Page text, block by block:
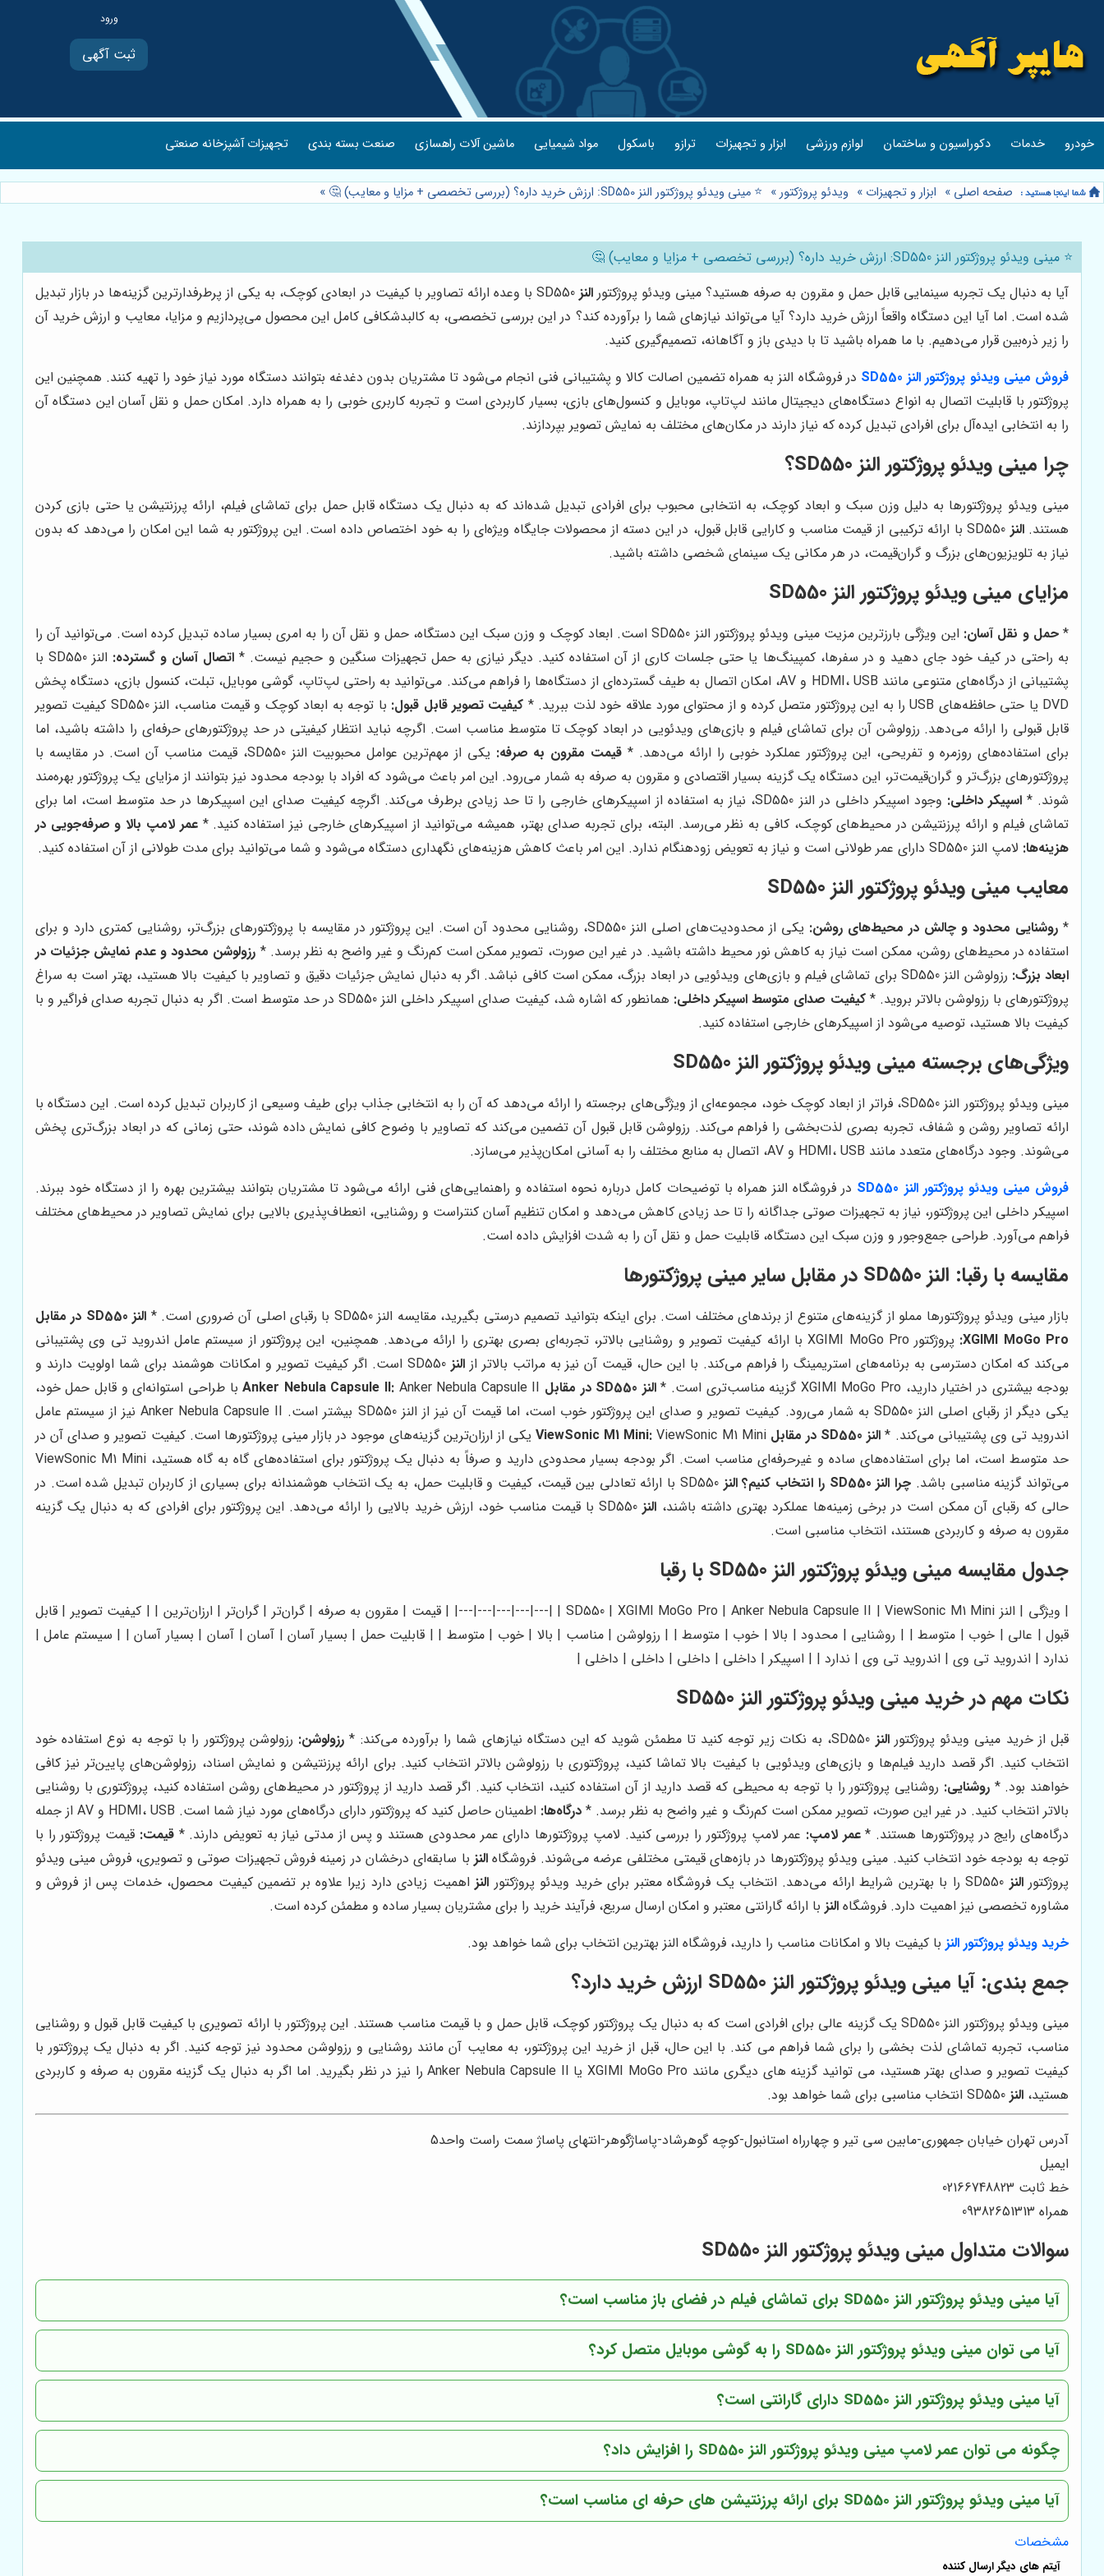
ثبت آگهی
خودرو خدمات دکوراسیون و ساختمان لوازم ورزشی ابزار و تجهیزات ترازو باسکول مواد شیمیایی ماشین آلات راهسازی صنعت بسته بندی تجهیزات آشپزخانه صنعتی
صفحه اصلی » ابزار و تجهیزات » ویدئو پروژکتور» ⭐️ مینی ویدئو پروژکتور النز SD550: ارزش خرید داره؟ (بررسی تخصصی + مزایا و معایب) 🤔 »
⭐️ مینی ویدئو پروژکتور النز SD550: ارزش خرید داره؟ (بررسی تخصصی + مزایا و معایب) 🤔
آیا به دنبال یک تجربه سینمایی قابل حمل و مقرون به صرفه هستید؟ مینی ویدئو پروژکتور النز
SD550 با وعده ارائه تصاویر با کیفیت در ابعادی کوچک، به یکی از پرطرفدارترین گزینه‌ها در بازار تبدیل
شده است. اما آیا این دستگاه واقعاً ارزش خرید دارد؟ آیا می‌تواند نیازهای شما را برآورده کند؟ در این بررسی تخصصی، به کالبدشکافی کامل این محصول می‌پردازیم و مزایا، معایب و ارزش خرید آن
را زیر ذره‌بین قرار می‌دهیم. با ما همراه باشید تا با دیدی باز و آگاهانه، تصمیم‌گیری کنید.
فروش مینی ویدئو پروژکتور النز SD550
در فروشگاه النز به همراه تضمین اصالت کالا و پشتیبانی فنی انجام می‌شود تا مشتریان بدون دغدغه بتوانند دستگاه مورد نیاز خود را تهیه کنند. همچنین این
پروژکتور با قابلیت اتصال به انواع دستگاه‌های دیجیتال مانند لپ‌تاپ، موبایل و کنسول‌های بازی، بسیار کاربردی است و تجربه کاربری خوبی را به همراه دارد. امکان حمل و نقل آسان این دستگاه آن
را به انتخابی ایده‌آل برای افرادی تبدیل کرده که نیاز دارند در مکان‌های مختلف به نمایش تصویر بپردازند.
چرا مینی ویدئو پروژکتور النز SD550؟
مینی ویدئو پروژکتورها به دلیل وزن سبک و ابعاد کوچک، به انتخابی محبوب برای افرادی تبدیل شده‌اند که به دنبال یک دستگاه قابل حمل برای تماشای فیلم، ارائه پرزنتیشن یا حتی بازی کردن
هستند.النز
SD550 با ارائه ترکیبی از قیمت مناسب و کارایی قابل قبول، در این دسته از محصولات جایگاه ویژه‌ای را به خود اختصاص داده است. این پروژکتور به شما این امکان را می‌دهد که بدون
نیاز به تلویزیون‌های بزرگ و گران‌قیمت، در هر مکانی یک سینمای شخصی داشته باشید.
مزایای مینی ویدئو پروژکتور النز SD550
*حمل و نقل آسان:
این ویژگی بارزترین مزیت مینی ویدئو پروژکتور النز SD550 است. ابعاد کوچک و وزن سبک این دستگاه، حمل و نقل آن را به امری بسیار ساده تبدیل کرده است. می‌توانید آن را
به راحتی در کیف خود جای دهید و در سفرها، کمپینگ‌ها یا حتی جلسات کاری از آن استفاده کنید. دیگر نیازی به حمل تجهیزات سنگین و حجیم نیست. * اتصال آسان و گسترده:
النز SD550 با
پشتیبانی از درگاه‌های متنوعی مانند HDMI، USB و AV، امکان اتصال به طیف گسترده‌ای از دستگاه‌ها را فراهم می‌کند. می‌توانید به راحتی لپ‌تاپ، گوشی موبایل، تبلت، کنسول بازی، دستگاه پخش
DVD یا حتی حافظه‌های USB را به این پروژکتور متصل کرده و از محتوای مورد علاقه خود لذت ببرید. *
کیفیت تصویر قابل قبول:
با توجه به ابعاد کوچک و قیمت مناسب، النز SD550 کیفیت تصویر
قابل قبولی را ارائه می‌دهد. رزولوشن آن برای تماشای فیلم و بازی‌های ویدئویی در ابعاد کوچک تا متوسط مناسب است. اگرچه نباید انتظار کیفیتی در حد پروژکتورهای حرفه‌ای را داشته باشید، اما
برای استفاده‌های روزمره و تفریحی، این پروژکتور عملکرد خوبی را ارائه می‌دهد. * قیمت مقرون به صرفه:
یکی از مهم‌ترین عوامل محبوبیت النز SD550، قیمت مناسب آن است. در مقایسه با
پروژکتورهای بزرگ‌تر و گران‌قیمت‌تر، این دستگاه یک گزینه بسیار اقتصادی و مقرون به صرفه به شمار می‌رود. این امر باعث می‌شود که افراد با بودجه محدود نیز بتوانند از مزایای یک پروژکتور بهره‌مند
شوند. *اسپیکر داخلی:
وجود اسپیکر داخلی در النز SD550، نیاز به استفاده از اسپیکرهای خارجی را تا حد زیادی برطرف می‌کند. اگرچه کیفیت صدای این اسپیکرها در حد متوسط است، اما برای
تماشای فیلم و ارائه پرزنتیشن در محیط‌های کوچک، کافی به نظر می‌رسد. البته، برای تجربه صدای بهتر، همیشه می‌توانید از اسپیکرهای خارجی نیز استفاده کنید. *عمر لامپ بالا و صرفه‌جویی در
هزینه‌ها: لامپ النز SD550 دارای عمر طولانی است و نیاز به تعویض زودهنگام ندارد. این امر باعث کاهش هزینه‌های نگهداری دستگاه می‌شود و شما می‌توانید برای مدت طولانی از آن استفاده کنید.
معایب مینی ویدئو پروژکتور النز SD550
* روشنایی محدود و چالش در محیط‌های روشن:
یکی از محدودیت‌های اصلی النز SD550، روشنایی محدود آن است. این پروژکتور در مقایسه با پروژکتورهای بزرگ‌تر، روشنایی کمتری دارد و برای
استفاده در محیط‌های روشن، ممکن است نیاز به کاهش نور محیط داشته باشید. در غیر این صورت، تصویر ممکن است کم‌رنگ و غیر واضح به نظر برسد. * رزولوشن محدود و عدم نمایش جزئیات در
ابعاد بزرگ:
رزولوشن النز SD550 برای تماشای فیلم و بازی‌های ویدئویی در ابعاد بزرگ، ممکن است کافی نباشد. اگر به دنبال نمایش جزئیات دقیق و تصاویر با کیفیت بالا هستید، بهتر است به سراغ
پروژکتورهای با رزولوشن بالاتر بروید. *کیفیت صدای متوسط اسپیکر داخلی:
همانطور که اشاره شد، کیفیت صدای اسپیکر داخلی النز SD550 در حد متوسط است. اگر به دنبال تجربه صدای فراگیر و با
کیفیت بالا هستید، توصیه می‌شود از اسپیکرهای خارجی استفاده کنید.
ویژگی‌های برجسته مینی ویدئو پروژکتور النز SD550
مینی ویدئو پروژکتور النز SD550، فراتر از ابعاد کوچک خود، مجموعه‌ای از ویژگی‌های برجسته را ارائه می‌دهد که آن را به انتخابی جذاب برای طیف وسیعی از کاربران تبدیل کرده است. این دستگاه با
ارائه تصاویر روشن و شفاف، تجربه بصری لذت‌بخشی را فراهم می‌کند. رزولوشن قابل قبول آن تضمین می‌کند که تصاویر با وضوح کافی نمایش داده شوند، حتی زمانی که در ابعاد بزرگ‌تری پخش
می‌شوند. وجود درگاه‌های متعدد مانند HDMI، USB و AV، اتصال به منابع مختلف را به آسانی امکان‌پذیر می‌سازد.
فروش مینی ویدئو پروژکتور النز SD550
در فروشگاه النز همراه با توضیحات کامل درباره نحوه استفاده و راهنمایی‌های فنی ارائه می‌شود تا مشتریان بتوانند بیشترین بهره را از دستگاه خود ببرند.
اسپیکر داخلی این پروژکتور، نیاز به تجهیزات صوتی جداگانه را تا حد زیادی کاهش می‌دهد و امکان تنظیم آسان کنتراست و روشنایی، انعطاف‌پذیری بالایی برای نمایش تصاویر در محیط‌های مختلف
فراهم می‌آورد. طراحی جمع‌وجور و وزن سبک این دستگاه، قابلیت حمل و نقل آن را به شدت افزایش داده است.
مقایسه با رقبا: النز SD550 در مقابل سایر مینی پروژکتورها
بازار مینی ویدئو پروژکتورها مملو از گزینه‌های متنوع از برندهای مختلف است. برای اینکه بتوانید تصمیم درستی بگیرید، مقایسه النز SD550 با رقبای اصلی آن ضروری است. *
النز SD550 در مقابل
XGIMI MoGo Pro:
پروژکتور XGIMI MoGo Pro با ارائه کیفیت تصویر و روشنایی بالاتر، تجربه‌ای بصری بهتری را ارائه می‌دهد. همچنین، این پروژکتور از سیستم عامل اندروید تی وی پشتیبانی
می‌کند که امکان دسترسی به برنامه‌های استریمینگ را فراهم می‌کند. با این حال، قیمت آن نیز به مراتب بالاتر ازالنز
SD550 است. اگر کیفیت تصویر و امکانات هوشمند برای شما اولویت دارند و
بودجه بیشتری در اختیار دارید، XGIMI MoGo Pro گزینه مناسب‌تری است. *
النز SD550 در مقابل Anker Nebula Capsule II:
Anker Nebula Capsule II با طراحی استوانه‌ای و قابل حمل خود،
یکی دیگر از رقبای اصلی النز SD550 به شمار می‌رود. کیفیت تصویر و صدای این پروژکتور خوب است، اما قیمت آن نیز از النز SD550 بیشتر است. Anker Nebula Capsule II نیز از سیستم عامل
اندروید تی وی پشتیبانی می‌کند. * النز SD550 در مقابل ViewSonic M1 Mini:
ViewSonic M1 Mini یکی از ارزان‌ترین گزینه‌های موجود در بازار مینی پروژکتورها است. کیفیت تصویر و صدای آن در
حد متوسط است، اما برای استفاده‌های ساده و غیرحرفه‌ای مناسب است. اگر بودجه بسیار محدودی دارید و صرفاً به دنبال یک پروژکتور برای استفاده‌های گاه به گاه هستید، ViewSonic M1 Mini
می‌تواند گزینه مناسبی باشد. چرا النز SD550 را انتخاب کنیم؟ النز
SD550 با ارائه تعادلی بین قیمت، کیفیت و قابلیت حمل، به یک انتخاب هوشمندانه برای بسیاری از کاربران تبدیل شده است. در
حالی که رقبای آن ممکن است در برخی زمینه‌ها عملکرد بهتری داشته باشند، النز
SD550 با قیمت مناسب خود، ارزش خرید بالایی را ارائه می‌دهد. این پروژکتور برای افرادی که به دنبال یک گزینه
مقرون به صرفه و کاربردی هستند، انتخاب مناسبی است.
جدول مقایسه مینی ویدئو پروژکتور النز SD550 با رقبا
| ویژگی | النز SD550 | XGIMI MoGo Pro | Anker Nebula Capsule II | ViewSonic M1 Mini | |---|---|---|---|---| | قیمت | مقرون به صرفه | گران‌تر | گران‌تر | ارزان‌ترین | | کیفیت تصویر | قابل
قبول | عالی | خوب | متوسط | | روشنایی | محدود | بالا | خوب | متوسط | | رزولوشن | مناسب | بالا | خوب | متوسط | | قابلیت حمل | بسیار آسان | آسان | آسان | بسیار آسان | | سیستم عامل |
ندارد | اندروید تی وی | اندروید تی وی | ندارد | | اسپیکر | داخلی | داخلی | داخلی | داخلی |
نکات مهم در خرید مینی ویدئو پروژکتور النز SD550
قبل از خرید مینی ویدئو پروژکتورالنز رزولوشن: رزولوشن پروژکتور را با توجه به نوع استفاده خود
انتخاب کنید. اگر قصد دارید فیلم‌ها و بازی‌های ویدئویی با کیفیت بالا تماشا کنید، پروژکتوری با رزولوشن بالاتر انتخاب کنید. برای ارائه پرزنتیشن و نمایش اسناد، رزولوشن‌های پایین‌تر نیز کافی
خواهند بود. *روشنایی: روشنایی پروژکتور را با توجه به محیطی که قصد دارید از آن استفاده کنید، انتخاب کنید. اگر قصد دارید از پروژکتور در محیط‌های روشن استفاده کنید، پروژکتوری با روشنایی
بالاتر انتخاب کنید. در غیر این صورت، تصویر ممکن است کم‌رنگ و غیر واضح به نظر برسد. * درگاه‌ها:
اطمینان حاصل کنید که پروژکتور دارای درگاه‌های مورد نیاز شما است. HDMI، USB و AV از جمله
درگاه‌های رایج در پروژکتورها هستند. *عمر لامپ: عمر لامپ پروژکتور را بررسی کنید. لامپ پروژکتورها دارای عمر محدودی هستند و پس از مدتی نیاز به تعویض دارند. *قیمت: قیمت پروژکتور را با
توجه به بودجه خود انتخاب کنید. مینی ویدئو پروژکتورها در بازه‌های قیمتی مختلفی عرضه می‌شوند. فروشگاه النز با سابقه‌ای درخشان در زمینه فروش تجهیزات صوتی و تصویری، فروش مینی ویدئو
پروژکتورالنز النز اهمیت زیادی دارد زیرا علاوه بر تضمین کیفیت محصول، خدمات پس از فروش و
مشاوره تخصصی نیز اهمیت دارد. فروشگاه النز با ارائه گارانتی معتبر و امکان ارسال سریع، فرآیند خرید را برای مشتریان بسیار ساده و مطمئن کرده است.
خرید ویدئو پروژکتور النز با کیفیت بالا و امکانات مناسب را دارید، فروشگاه النز بهترین انتخاب برای شما خواهد بود.
جمع بندی: آیا مینی ویدئو پروژکتور النز SD550 ارزش خرید دارد؟
مینی ویدئو پروژکتور النز SD550 یک گزینه عالی برای افرادی است که به دنبال یک پروژکتور کوچک، قابل حمل و با قیمت مناسب هستند. این پروژکتور با ارائه تصویری با کیفیت قابل قبول و روشنایی
مناسب، تجربه تماشای لذت بخشی را برای شما فراهم می کند. با این حال، قبل از خرید این پروژکتور، به معایب آن مانند روشنایی و رزولوشن محدود نیز توجه کنید. اگر به دنبال یک پروژکتور با
کیفیت تصویر و صدای بهتر هستید، می توانید گزینه های دیگری مانند XGIMI MoGo Pro یا Anker Nebula Capsule II را نیز در نظر بگیرید. اما اگر به دنبال یک گزینه مقرون به صرفه و کاربردی
هستید، النز
آدرس تهران خیابان جمهوری-مابین سی تیر و چهارراه استانبول-کوچه گوهرشاد-پاساژگوهر-انتهای پاساژ سمت راست واحد5
ایمیل
خط ثابت 02166748823
همراه 09382651313
سوالات متداول مینی ویدئو پروژکتور النز SD550
آیا مینی ویدئو پروژکتور النز SD550 برای تماشای فیلم در فضای باز مناسب است؟
آیا می توان مینی ویدئو پروژکتور النز SD550 را به گوشی موبایل متصل کرد؟
آیا مینی ویدئو پروژکتور النز SD550 دارای گارانتی است؟
چگونه می توان عمر لامپ مینی ویدئو پروژکتور النز SD550 را افزایش داد؟
آیا مینی ویدئو پروژکتور النز SD550 برای ارائه پرزنتیشن های حرفه ای مناسب است؟
مشخصات